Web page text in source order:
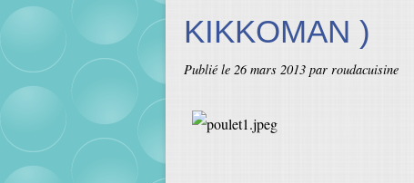
KIKKOMAN )
Publié le 26 mars 2013 par roudacuisine